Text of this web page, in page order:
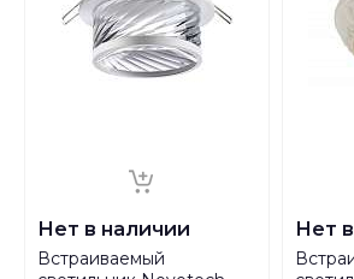
Нет в наличии
Встраиваемый
Нет